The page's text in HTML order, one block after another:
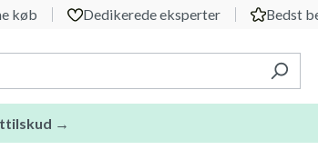
køb Dedikerede eksperter Bedst
→